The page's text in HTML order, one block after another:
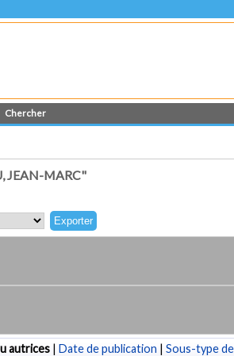
Chercher
JEAN-MARC"
autrices | Date de publication | Sous-type